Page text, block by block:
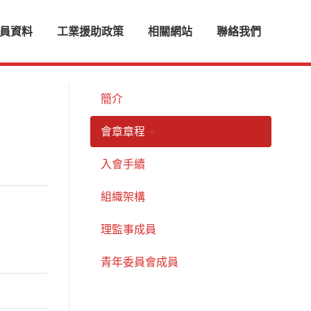
資料 工業援助政策 相關網站 聯絡我們
簡介
會章章程
入會手續
組織架構
理監事成員
青年委員會成員